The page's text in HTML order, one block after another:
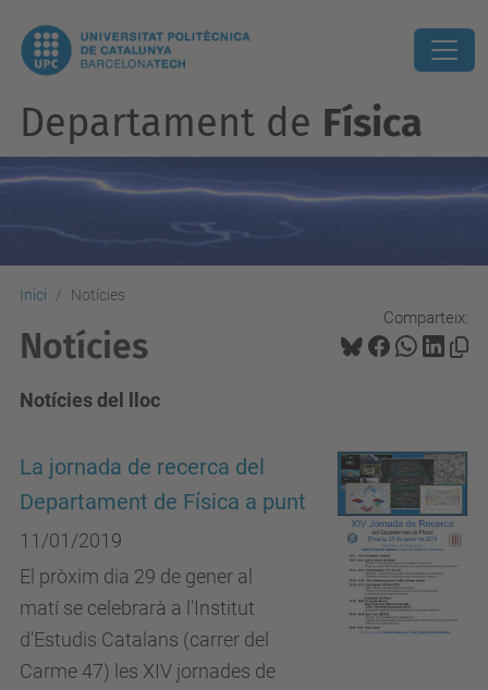
Departament de Física
Inici Notícies
Comparteix:
Notícies
Notícies del lloc
La jornada de recerca del
Departament de Física a punt
11/01/2019
El pròxim dia 29 de gener al
matí se celebrarà a l'Institut
d'Estudis Catalans (carrer del
Carme 47) les XIV jornades de